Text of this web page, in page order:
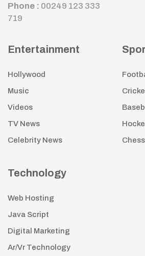
Phone : 00249 123 333
719
Entertainment
Hollywood
Music
Videos
TV News
Celebrity News
Chess
Technology
Web Hosting
Java Script
Digital Marketing
Ar/Vr Technology